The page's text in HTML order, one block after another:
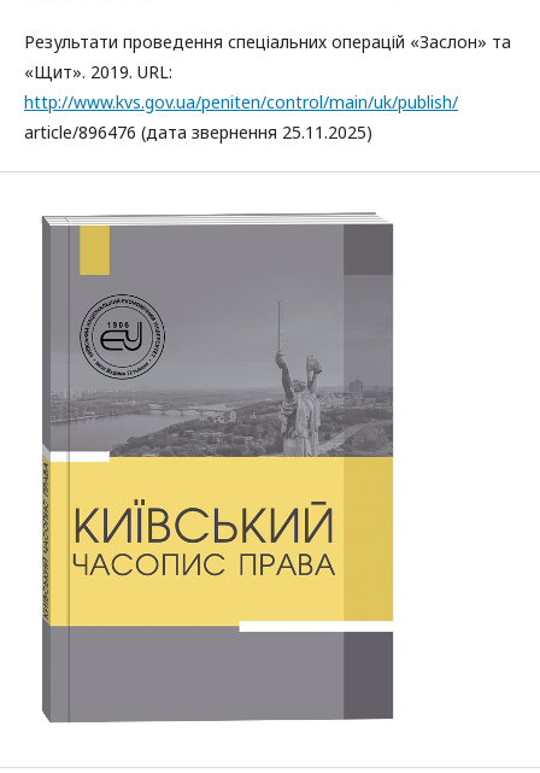
Результати проведення спеціальних операцій «Заслон» та
«Щит». 2019. URL:
http://www.kvs.gov.ua/peniten/control/main/uk/publish/
article/896476 (дата звернення 25.11.2025)